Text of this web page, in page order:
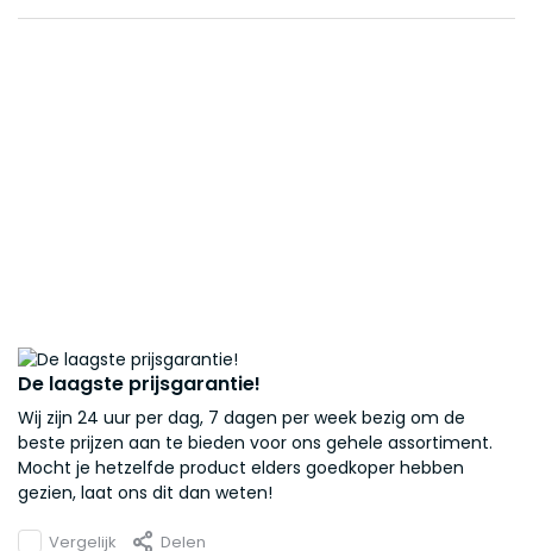
De laagste prijsgarantie!
Wij zijn 24 uur per dag, 7 dagen per week bezig om de
beste prijzen aan te bieden voor ons gehele assortiment.
Mocht je hetzelfde product elders goedkoper hebben
gezien, laat ons dit dan weten!
Vergelijk Delen